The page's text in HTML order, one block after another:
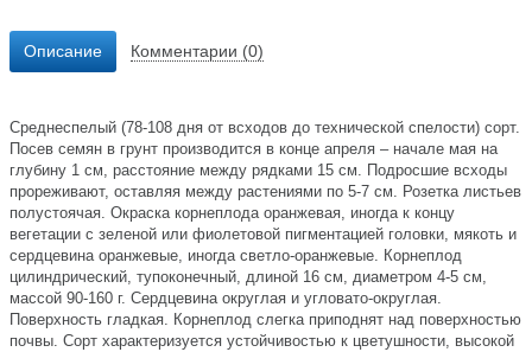
Описание Комментарии (0)
Среднеспелый (78-108 дня от всходов до технической спелости) сорт.
Посев семян в грунт производится в конце апреля – начале мая на
глубину 1 см, расстояние между рядками 15 см. Подросшие всходы
прореживают, оставляя между растениями по 5-7 см. Розетка листьев
полустоячая. Окраска корнеплода оранжевая, иногда к концу
вегетации с зеленой или фиолетовой пигментацией головки, мякоть и
сердцевина оранжевые, иногда светло-оранжевые. Корнеплод
цилиндрический, тупоконечный, длиной 16 см, диаметром 4-5 см,
массой 90-160 г. Сердцевина округлая и угловато-округлая.
Поверхность гладкая. Корнеплод слегка приподнят над поверхностью
почвы. Сорт характеризуется устойчивостью к цветушности, высокой